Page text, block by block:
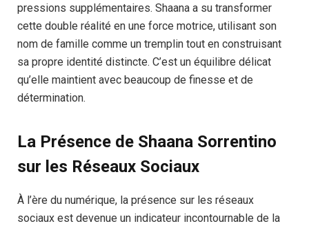
pressions supplémentaires. Shaana a su transformer
cette double réalité en une force motrice, utilisant son
nom de famille comme un tremplin tout en construisant
sa propre identité distincte. C’est un équilibre délicat
qu’elle maintient avec beaucoup de finesse et de
détermination.
La Présence de Shaana Sorrentino
sur les Réseaux Sociaux
À l’ère du numérique, la présence sur les réseaux
sociaux est devenue un indicateur incontournable de la